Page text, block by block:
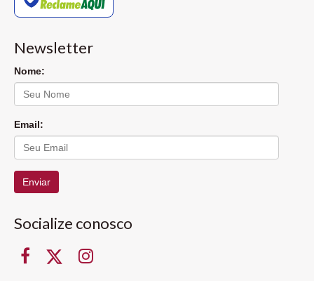
Newsletter
Nome:
Email:
Enviar
Socialize conosco